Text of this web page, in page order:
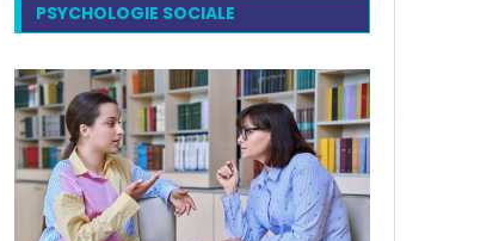
PSYCHOLOGIE SOCIALE